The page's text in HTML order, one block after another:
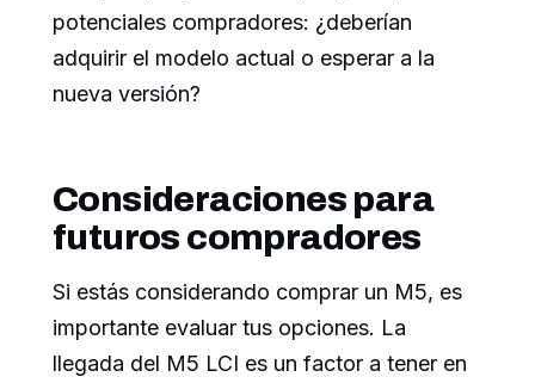
potenciales compradores: ¿deberían
adquirir el modelo actual o esperar a la
nueva versión?
Consideraciones para
futuros compradores
Si estás considerando comprar un M5, es
importante evaluar tus opciones. La
llegada del M5 LCI es un factor a tener en